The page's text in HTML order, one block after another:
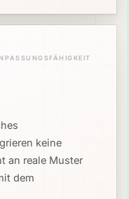
keine
an reale Muster
dem